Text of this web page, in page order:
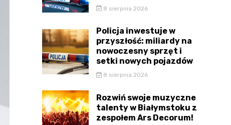
8 sierpnia 2026
Policja inwestuje w
przyszłość: miliardy na
nowoczesny sprzęt i
setki nowych pojazdów
8 sierpnia 2026
Rozwiń swoje muzyczne
talenty w Białymstoku z
zespołem Ars Decorum!